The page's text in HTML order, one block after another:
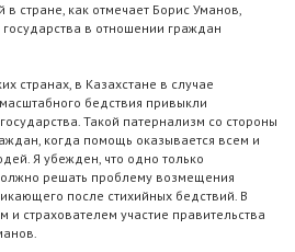
в стране, как отмечает Борис Уманов,
в отношении граждан
странах, в Казахстане в случае
бедствия привыкли
Такой патернализм со стороны
когда помощь оказывается всем и
Я убежден, что одно только
решать проблему возмещения
после стихийных бедствий. В
страхователем участие правительства